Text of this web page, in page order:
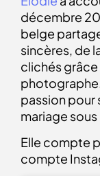
décembre
belge
sincères, de
clichés
passion pour
mariage
Elle compte
compte